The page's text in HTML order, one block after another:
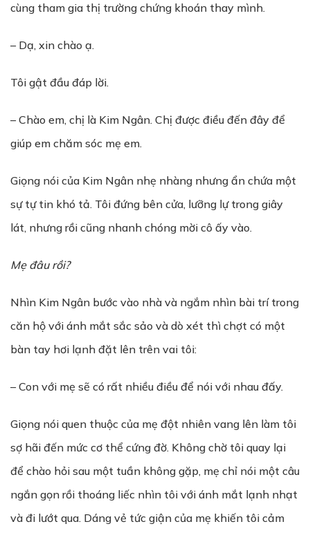
cùng tham gia thị trường chứng khoán thay mình.
– Dạ, xin chào ạ.
Tôi gật đầu đáp lời.
– Chào em, chị là Kim Ngân. Chị được điều đến đây để
giúp em chăm sóc mẹ em.
Giọng nói của Kim Ngân nhẹ nhàng nhưng ẩn chứa một
sự tự tin khó tả. Tôi đứng bên cửa, lưỡng lự trong giây
lát, nhưng rồi cũng nhanh chóng mời cô ấy vào.
Mẹ đâu rồi?
Nhìn Kim Ngân bước vào nhà và ngắm nhìn bài trí trong
căn hộ với ánh mắt sắc sảo và dò xét thì chợt có một
bàn tay hơi lạnh đặt lên trên vai tôi:
– Con với mẹ sẽ có rất nhiều điều để nói với nhau đấy.
Giọng nói quen thuộc của mẹ đột nhiên vang lên làm tôi
sợ hãi đến mức cơ thể cứng đờ. Không chờ tôi quay lại
để chào hỏi sau một tuần không gặp, mẹ chỉ nói một câu
ngắn gọn rồi thoáng liếc nhìn tôi với ánh mắt lạnh nhạt
và đi lướt qua. Dáng vẻ tức giận của mẹ khiến tôi cảm